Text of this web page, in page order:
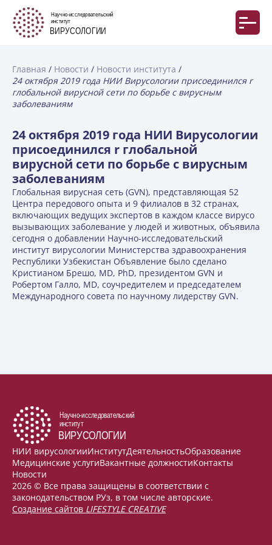
Главная Новости
Новости института
24 октября 2019 года НИИ Вирусологии присоединился r
глобальной вирусной сети по борьбе с вирусным
заболеваниям
24 октября 2019 года НИИ Вирусологии
присоединился r глобальной
вирусной сети по борьбе с вирусным
заболеваниям
Глобальная вирусная сеть (GVN), представляющая 52
Центра передового опыта и 9 филиалов в 32 странах,
включающих ведущих экспертов в каждом классе вирусо
вызывающих заболевание у людей и животных, объявила
сегодня о добавлении Научно-исследовательский
институт вирусологии Министерства здравоохранения
Республики Узбекистан Объявление было сделано
Кристианом Брешо, MD, PhD, президентом GVN и
Робертом Галло, MD, соучредителем и председателем
Международного совета по научному лидерству GVN.
НИИ вирусологииИнститутДеятельностьОбразование
Медицинские услугиВакантные должностиКонтакты
Новости
2026 © Все права защищены в соответствии с
законодательством РУз, в том числе авторские.
Создание сайтов LIFESTYLE CREATIVE